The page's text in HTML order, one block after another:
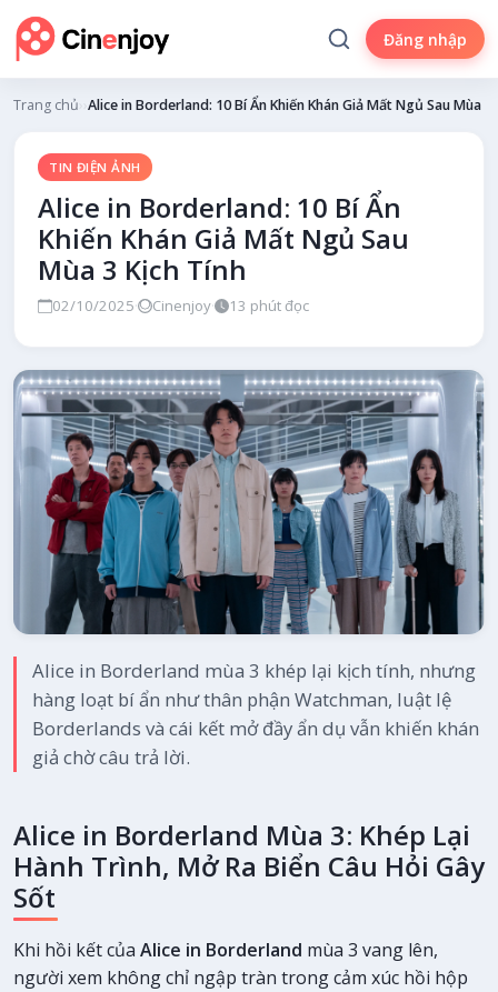
Đăng nhập
Trang chủ Tin điện ảnh
Alice in Borderland: 10 Bí Ẩn Khiến Khán Giả Mất Ngủ Sau Mùa 3
TIN ĐIỆN ẢNH
Alice in Borderland: 10 Bí Ẩn
Khiến Khán Giả Mất Ngủ Sau
Mùa 3 Kịch Tính
02/10/2025· Cinenjoy· 13 phút đọc
Alice in Borderland mùa 3 khép lại kịch tính, nhưng
hàng loạt bí ẩn như thân phận Watchman, luật lệ
Borderlands và cái kết mở đầy ẩn dụ vẫn khiến khán
giả chờ câu trả lời.
Alice in Borderland Mùa 3: Khép Lại
Hành Trình, Mở Ra Biển Câu Hỏi Gây
Sốt
Khi hồi kết của Alice in Borderland mùa 3 vang lên,
người xem không chỉ ngập tràn trong cảm xúc hồi hộp